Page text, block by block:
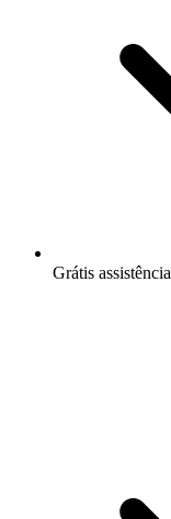
Grátis assistência